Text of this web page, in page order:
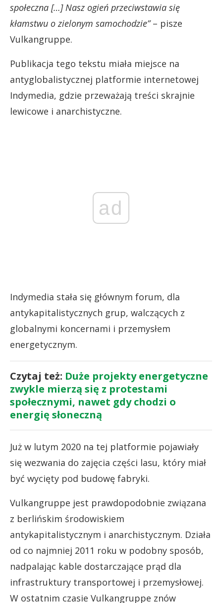
społeczna […] Nasz ogień przeciwstawia się
kłamstwu o zielonym samochodzie”– pisze
Vulkangruppe.
Publikacja tego tekstu miała miejsce na
antyglobalistycznej platformie internetowej
Indymedia, gdzie przeważają treści skrajnie
lewicowe i anarchistyczne.
ad
Indymedia stała się głównym forum, dla
antykapitalistycznych grup, walczących z
globalnymi koncernami i przemysłem
energetycznym.
Czytaj też: Duże projekty energetyczne
zwykle mierzą się z protestami
społecznymi, nawet gdy chodzi o
energię słoneczną
Już w lutym 2020 na tej platformie pojawiały
się wezwania do zajęcia części lasu, który miał
być wycięty pod budowę fabryki.
Vulkangruppe jest prawdopodobnie związana
z berlińskim środowiskiem
antykapitalistycznym i anarchistycznym. Działa
od co najmniej 2011 roku w podobny sposób,
nadpalając kable dostarczające prąd dla
infrastruktury transportowej i przemysłowej.
W ostatnim czasie Vulkangruppe znów